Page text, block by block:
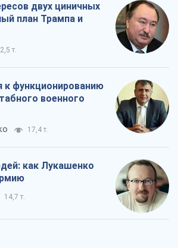
двух циничных
план Трампа и
т.
к функционированию
военного
17,4 т.
как Лукашенко
14,7 т.